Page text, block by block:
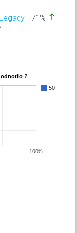
- 71% north
?
50
100%